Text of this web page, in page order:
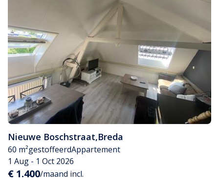
Nieuwe Boschstraat,Breda
60 m²gestoffeerdAppartement
1 Aug - 1 Oct 2026
€ 1.400/maand incl.